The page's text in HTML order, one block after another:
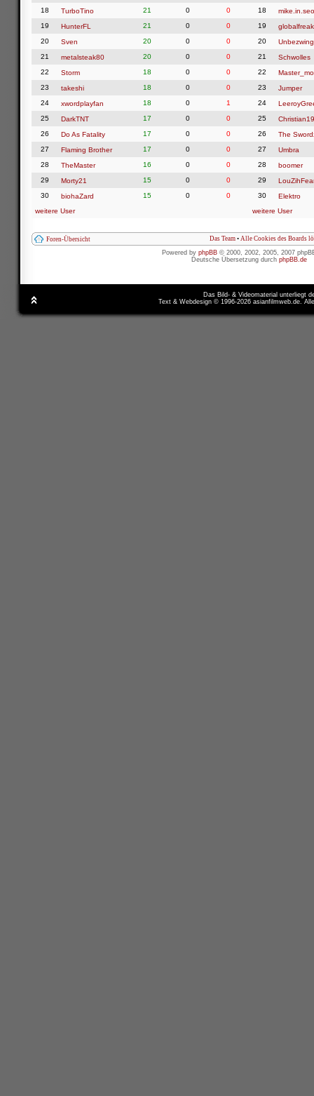
18
TurboTino 21 0
0
19
HunterFL 21 0
0
20
Sven 20 0
0
21
metalsteak80 20 0
0
22
Storm 18 0
0
23
takeshi 18 0
0
24
xwordplayfan 18 0
1
25
DarkTNT 17 0
0
26
Do As Fatality 17 0
0
27
Flaming Brother 17 0
0
28
TheMaster 16 0
0
29
Morty21 15 0
0
30
biohaZard 15 0
0
weitere User
18
19
globalfreak
20
21
Schwolles
22
Master_mo
23
Jumper
24
25
26
The
27
Umbra
28
boomer
29
30
Elektro
weitere User
Foren-Übersicht Das Team • Alle Cookies des Boards
Powered by phpBB © 2000, 2002, 2005, 2007
Deutsche Übersetzung durch phpBB.de
Das Bild- & Videomaterial unterliegt
Text & Webdesign © 1996-2026 asianfilmweb.de.